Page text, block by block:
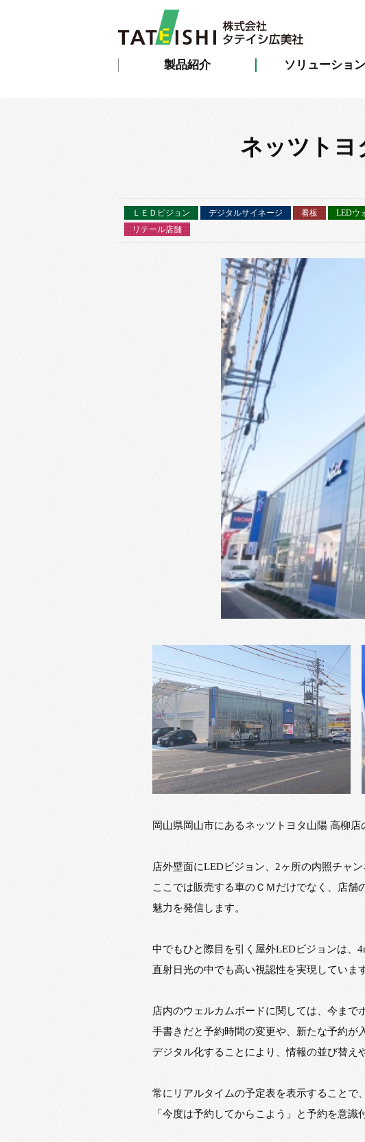
製品紹介 ソリューション
ネッツト
ＬＥＤビジョン デジタルサイネージ 看板
LEDウ
リテール店舗
岡山県岡山市にあるネッツトヨタ山陽 高柳
店外壁面にLEDビジョン、2ヶ所の内照チャ
ここでは販売する車のＣＭだけでなく、店
魅力を発信します。
中でもひと際目を引く屋外LEDビジョンは、
直射日光の中でも高い視認性を実現しています
店内のウェルカムボードに関しては、今まで
手書きだと予約時間の変更や、新たな予約が
デジタル化することにより、情報の並び替え
常にリアルタイムの予定表を表示することで
「今度は予約してからこよう」と予約を意識